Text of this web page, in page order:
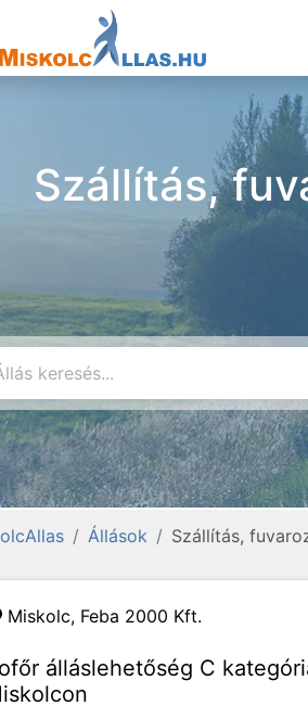
Szállítás,
Állások Szállítás,
Miskolc, Feba 2000 Kft.
álláslehetőség C